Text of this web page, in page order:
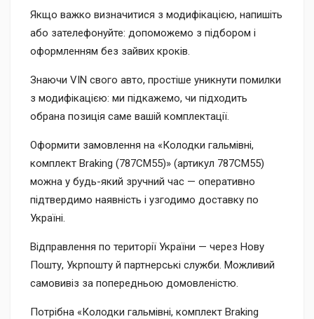
Якщо важко визначитися з модифікацією, напишіть
або зателефонуйте: допоможемо з підбором і
оформленням без зайвих кроків.
Знаючи VIN свого авто, простіше уникнути помилки
з модифікацією: ми підкажемо, чи підходить
обрана позиція саме вашій комплектації.
Оформити замовлення на «Колодки гальмівні,
комплект Braking (787CM55)» (артикул 787CM55)
можна у будь-який зручний час — оперативно
підтвердимо наявність і узгодимо доставку по
Україні.
Відправлення по території України — через Нову
Пошту, Укрпошту й партнерські служби. Можливий
самовивіз за попередньою домовленістю.
Потрібна «Колодки гальмівні, комплект Braking